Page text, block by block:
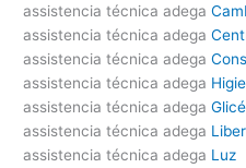
assistencia técnica adega
assistencia técnica adega
assistencia técnica adega
assistencia técnica adega
assistencia técnica adega
assistencia técnica adega
assistencia técnica adega Luz